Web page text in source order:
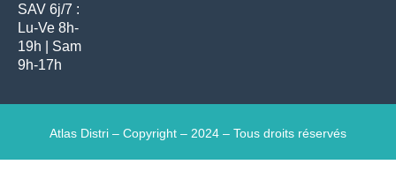
SAV 6j/7 :
Lu-Ve 8h-
19h | Sam
9h-17h
Atlas Distri – Copyright – 2024 – Tous droits réservés